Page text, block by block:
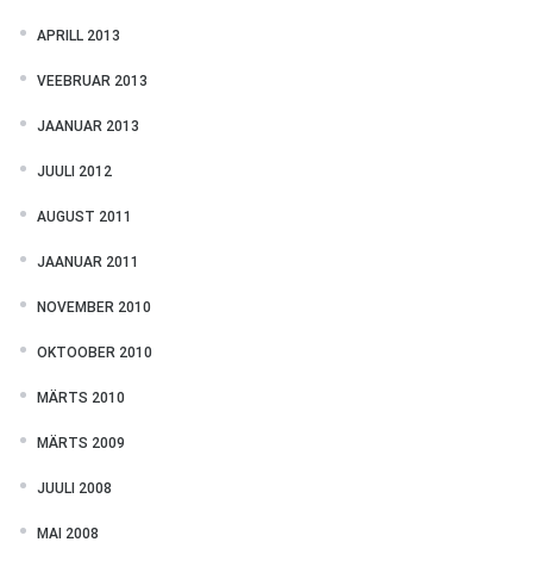
APRILL 2013
VEEBRUAR 2013
JAANUAR 2013
JUULI 2012
AUGUST 2011
JAANUAR 2011
NOVEMBER 2010
OKTOOBER 2010
MÄRTS 2010
MÄRTS 2009
JUULI 2008
MAI 2008